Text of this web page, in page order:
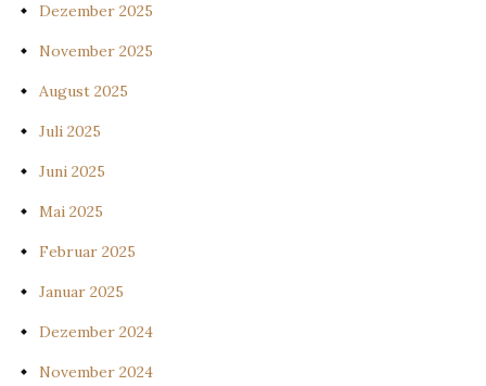
Dezember 2025
November 2025
August 2025
Juli 2025
Juni 2025
Mai 2025
Februar 2025
Januar 2025
Dezember 2024
November 2024